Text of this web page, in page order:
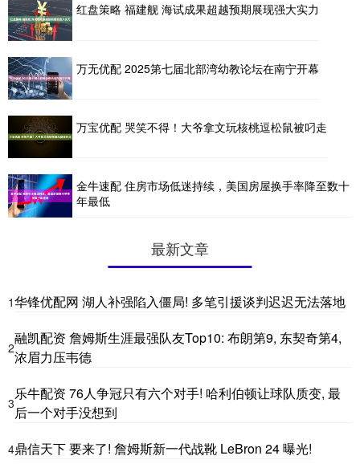
红盘策略 福建舰 海试成果超越预期展现强大实力
万无优配 2025第七届北部湾幼教论坛在南宁开幕
万宝优配 哭笑不得！大爷拿文玩核桃逗松鼠被叼走
金牛速配 住房市场低迷持续，美国房屋换手率降至数十
年最低
最新文章
1华锋优配网 湖人补强陷入僵局! 多笔引援谈判迟迟无法落地
2
融凯配资 詹姆斯生涯最强队友Top10: 布朗第9, 东契奇第4,
浓眉力压韦德
3
乐牛配资 76人争冠只有六个对手! 哈利伯顿让球队质变, 最
后一个对手没想到
4鼎信天下 要来了! 詹姆斯新一代战靴 LeBron 24 曝光!